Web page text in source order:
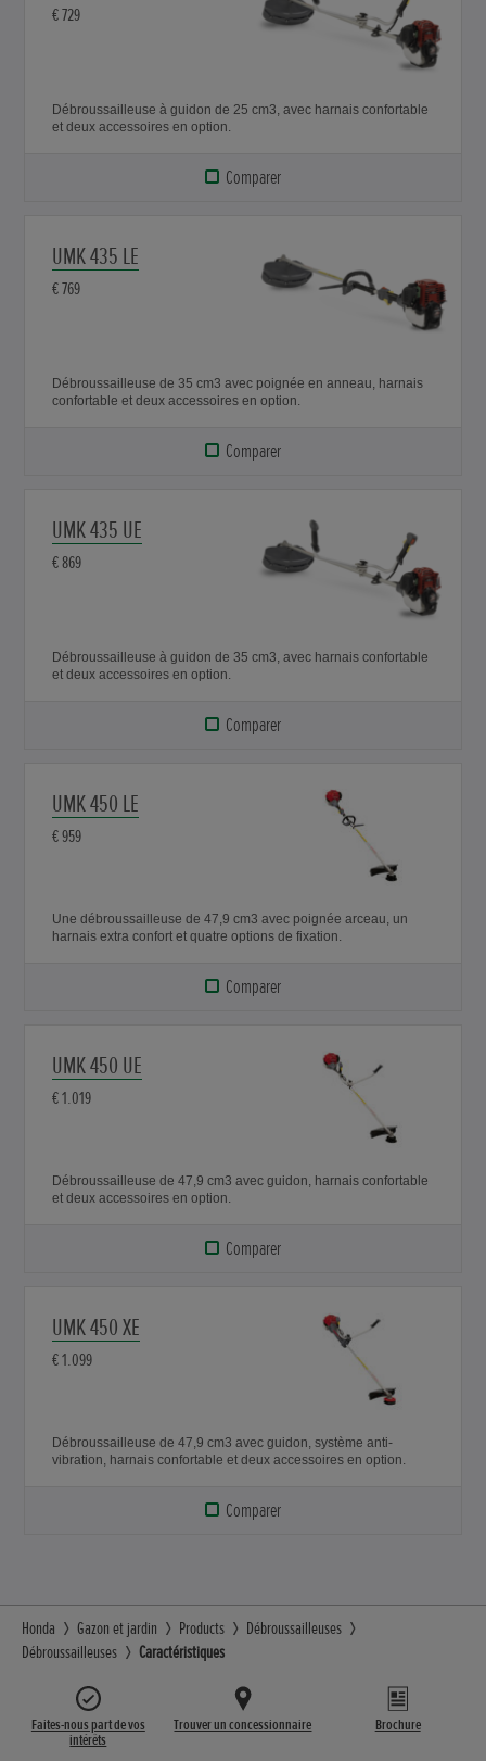
€ 729
Débroussailleuse à guidon de 25 cm3, avec harnais confortable
et deux accessoires en option.
Comparer
UMK 435 LE
€ 769
Débroussailleuse de 35 cm3 avec poignée en anneau, harnais
confortable et deux accessoires en option.
Comparer
UMK 435 UE
€ 869
Débroussailleuse à guidon de 35 cm3, avec harnais confortable
et deux accessoires en option.
Comparer
UMK 450 LE
€ 959
Une débroussailleuse de 47,9 cm3 avec poignée arceau, un
harnais extra confort et quatre options de fixation.
Comparer
UMK 450 UE
€ 1.019
Débroussailleuse de 47,9 cm3 avec guidon, harnais confortable
et deux accessoires en option.
Comparer
UMK 450 XE
€ 1.099
Débroussailleuse de 47,9 cm3 avec guidon, système anti-
vibration, harnais confortable et deux accessoires en option.
Comparer
Honda Gazon et jardin Products
Débroussailleuses
Débroussailleuses
Caractéristiques
Faites-nous part de vos
intérêts
Trouver un concessionnaire Brochure